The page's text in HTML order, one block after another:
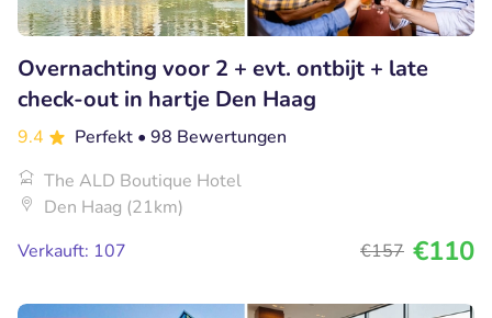
Overnachting voor 2 + evt. ontbijt + late
check-out in hartje Den Haag
9.4 Perfekt • 98 Bewertungen
The ALD Boutique Hotel
Den Haag (21km)
Verkauft: 107
€157 €110